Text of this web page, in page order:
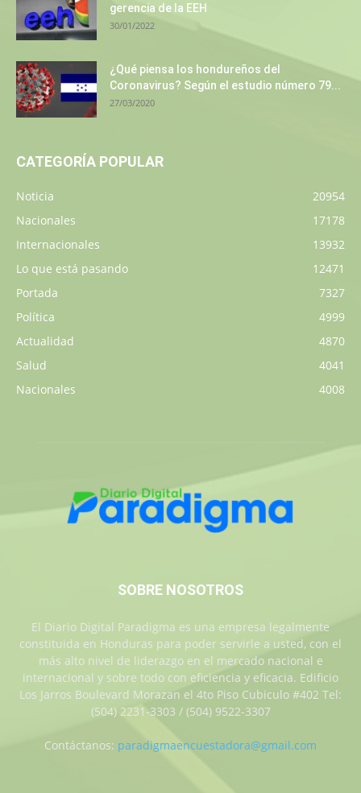
gerencia de la EEH
30/01/2022
¿Qué piensa los hondureños del
Coronavirus? Según el estudio número 79...
27/03/2020
CATEGORÍA POPULAR
Noticia
20954
Nacionales
17178
Internacionales
13932
Lo que está pasando
12471
Portada
7327
Política
4999
Actualidad
4870
Salud
4041
Nacionales
4008
SOBRE NOSOTROS
El Diario Digital Paradigma es una empresa legalmente
constituida en Honduras para poder servirle a usted, con el
más alto nivel de liderazgo en el mercado nacional e
internacional y sobre todo con eficiencia y eficacia. Edificio
Los Jarros Boulevard Morazan el 4to Piso Cubiculo #402 Tel:
(504) 2231-3303 / (504) 9522-3307
Contáctanos: paradigmaencuestadora@gmail.com